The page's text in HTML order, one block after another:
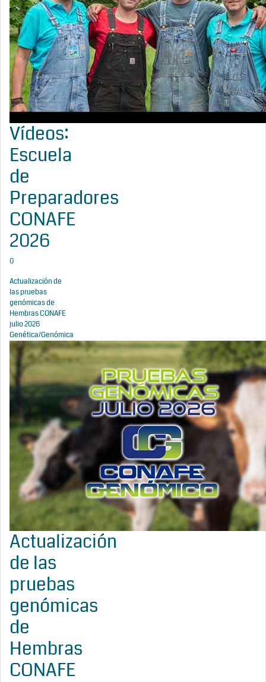
Vídeos:
Escuela
de
Preparadores
CONAFE
2026
0
Actualización de
las pruebas
genómicas de
Hembras CONAFE
julio 2026
Genética/Genómica
Actualización
de las
pruebas
genómicas
de
Hembras
CONAFE